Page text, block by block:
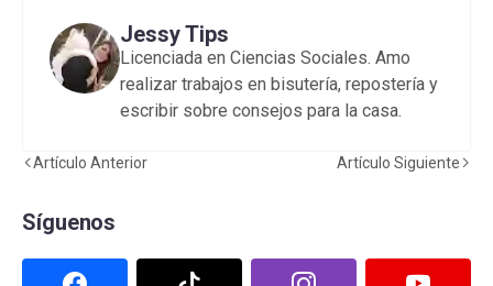
Jessy Tips
Licenciada en Ciencias Sociales. Amo
realizar trabajos en bisutería, repostería y
escribir sobre consejos para la casa.
Artículo Anterior Artículo Siguiente
Síguenos